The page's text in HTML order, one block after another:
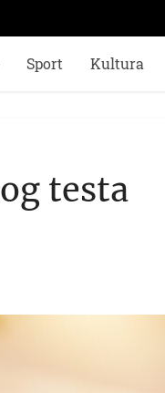
Sport Kultura
testa